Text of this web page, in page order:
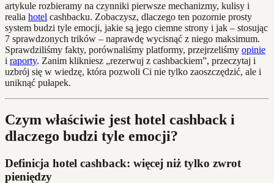
artykule rozbieramy na czynniki pierwsze mechanizmy, kulisy i
realia hotel cashbacku. Zobaczysz, dlaczego ten pozornie prosty
system budzi tyle emocji, jakie są jego ciemne strony i jak – stosując
7 sprawdzonych trików – naprawdę wycisnąć z niego maksimum.
Sprawdziliśmy fakty, porównaliśmy platformy, przejrzeliśmy opinie
i raporty. Zanim klikniesz „rezerwuj z cashbackiem”, przeczytaj i
uzbrój się w wiedzę, która pozwoli Ci nie tylko zaoszczędzić, ale i
uniknąć pułapek.
Czym właściwie jest hotel cashback i
dlaczego budzi tyle emocji?
Definicja hotel cashback: więcej niż tylko zwrot
pieniędzy